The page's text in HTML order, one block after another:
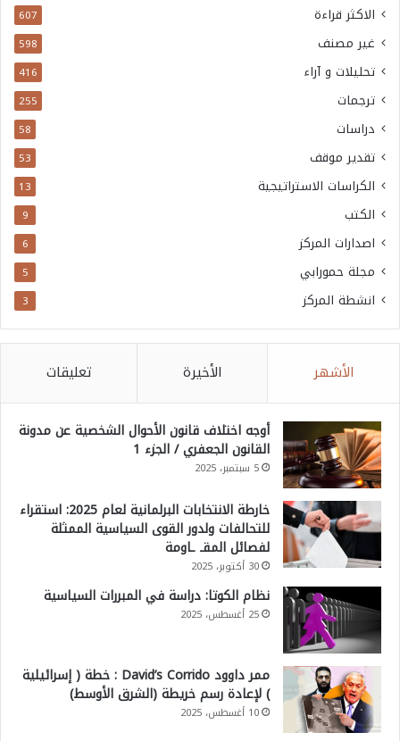
الاكثر قراءة 607
غير مصنف 598
تحليلات و آراء 416
ترجمات 255
دراسات 58
تقدير موقف 53
الكراسات الاستراتيجية 13
الكتب 9
اصدارات المركز 6
مجلة حمورابي 5
انشطة المركز 3
الأشهر الأخيرة تعليقات
أوجه اختلاف قانون الأحوال الشخصية عن مدونة
القانون الجعفري / الجزء 1
5 سبتمبر، 2025
خارطة الانتخابات البرلمانية لعام 2025: استقراء
للتحالفات ولدور القوى السياسية الممثلة
لفصائل المقـ ـاومة
30 أكتوبر، 2025
نظام الكوتا: دراسة في المبررات السياسية
25 أغسطس، 2025
ممر داوود David’s Corrido : خطة ( إسرائيلية
) لإعادة رسم خريطة (الشرق الأوسط)
10 أغسطس، 2025